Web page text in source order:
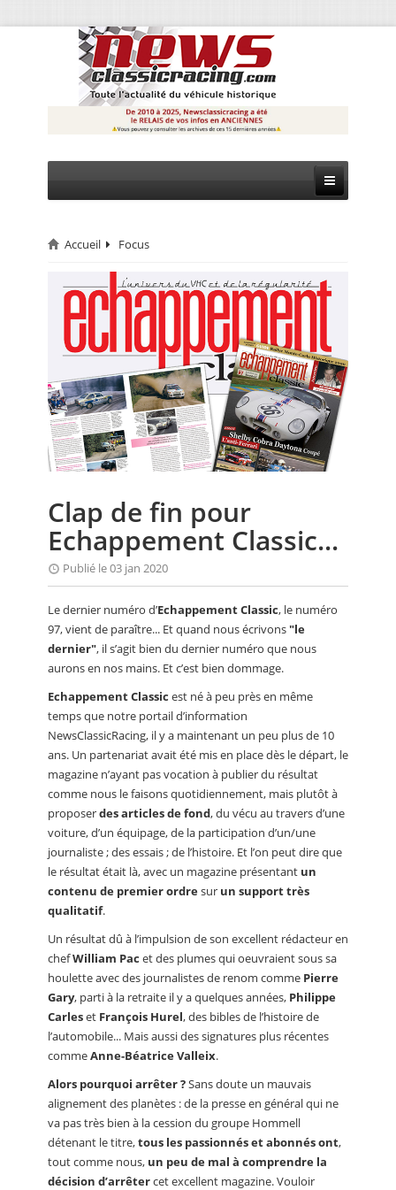
CIRCUIT
RALLYE
MONTAGNE
CALENDRIER
FOCUS
ANNUAIRES
PETITES ANNONCES
Accueil Focus
Clap de fin pour
Echappement Classic...
Publié le 03 jan 2020
Le dernier numéro d’Echappement Classic, le numéro
97, vient de paraître... Et quand nous écrivons"le
dernier", il s’agit bien du dernier numéro que nous
aurons en nos mains. Et c’est bien dommage.
Echappement Classic est né à peu près en même
temps que notre portail d’information
NewsClassicRacing, il y a maintenant un peu plus de 10
ans. Un partenariat avait été mis en place dès le départ, le
magazine n’ayant pas vocation à publier du résultat
comme nous le faisons quotidiennement, mais plutôt à
proposerdes articles de fond, du vécu au travers d’une
voiture, d’un équipage, de la participation d’un/une
journaliste ; des essais ; de l’histoire. Et l’on peut dire que
le résultat était là, avec un magazine présentant un
contenu de premier ordresur un support très
qualitatif.
Un résultat dû à l’impulsion de son excellent rédacteur en
chefWilliam Pac et des plumes qui oeuvraient sous sa
houlette avec des journalistes de renom comme Pierre
Gary, parti à la retraite il y a quelques années, Philippe
Carleset François Hurel, des bibles de l’histoire de
l’automobile... Mais aussi des signatures plus récentes
commeAnne-Béatrice Valleix.
Alors pourquoi arrêter ?Sans doute un mauvais
alignement des planètes : de la presse en général qui ne
va pas très bien à la cession du groupe Hommell
détenant le titre,tous les passionnés et abonnés ont,
tout comme nous, un peu de mal à comprendre la
décision d’arrêtercet excellent magazine. Vouloir